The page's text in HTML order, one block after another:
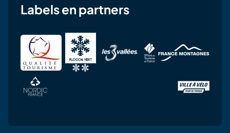
Labels en partners